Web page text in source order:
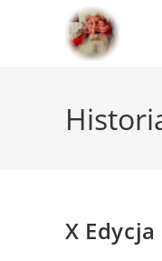
X Edycja